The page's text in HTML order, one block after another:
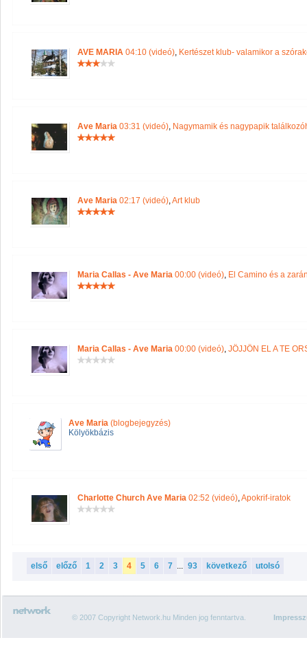
AVE MARIA 04:10 (videó), Kertészet klub- valamikor a
Ave Maria 03:31 (videó), Nagymamik és nagypapik
Ave Maria 02:17 (videó),Art klub
Maria Callas - Ave Maria 00:00 (videó), El Camino és a
Maria Callas - Ave Maria 00:00 (videó), JÖJJÖN EL A TE
Ave Maria (blogbejegyzés)
Kölyökbázis
Charlotte Church Ave Maria 02:52 (videó),Apokrif-iratok
első előző 1 2 3 4 5 6 7 ... 93 következő utolsó
© 2007 Copyright Network.hu Minden jog fenntartva.